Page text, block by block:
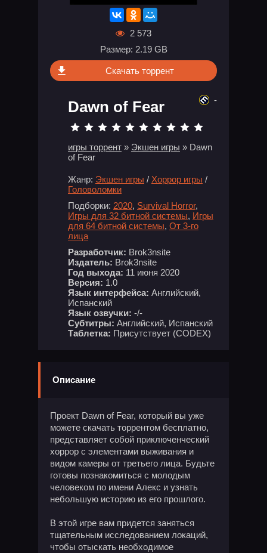
2 573
Размер: 2.19 GB
Скачать торрент
Dawn of Fear
игры торрент » Экшен игры » Dawn
of Fear
Жанр: Экшен игры / Хоррор игры /
Головоломки
Подборки: 2020, Survival Horror,
Игры для 32 битной системы, Игры
для 64 битной системы, От 3-го
лица
Разработчик: Brok3nsite
Издатель: Brok3nsite
Год выхода: 11 июня 2020
Версия: 1.0
Язык интерфейса: Английский,
Испанский
Язык озвучки: -/-
Субтитры: Английский, Испанский
Таблетка: Присутствует (CODEX)
-
Описание
Проект Dawn of Fear, который вы уже
можете скачать торрентом бесплатно,
представляет собой приключенческий
хоррор с элементами выживания и
видом камеры от третьего лица. Будьте
готовы познакомиться с молодым
человеком по имени Алекс и узнать
небольшую историю из его прошлого.
В этой игре вам придется заняться
тщательным исследованием локаций,
чтобы отыскать необходимое